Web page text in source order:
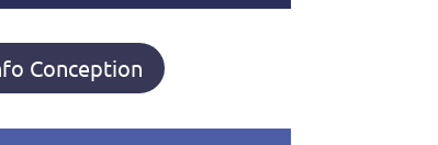
Conception